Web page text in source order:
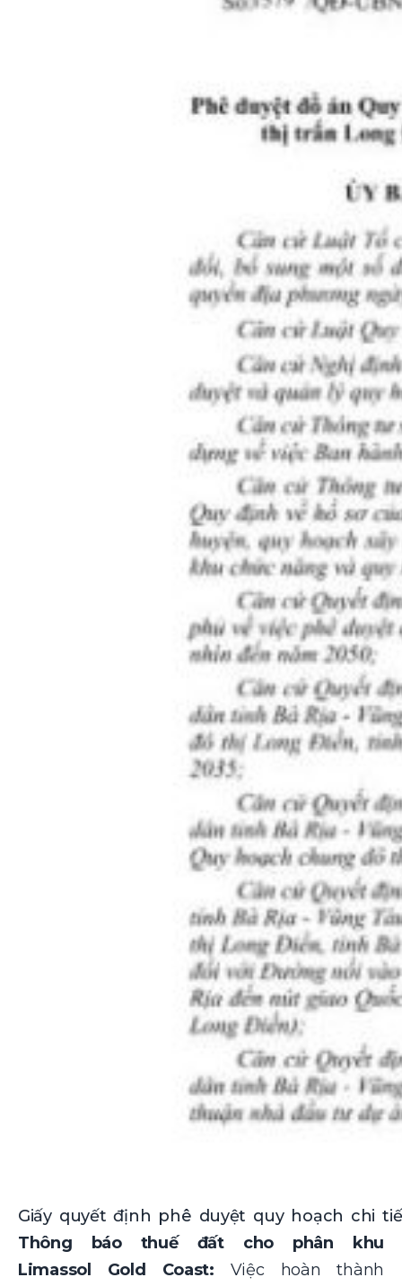
Giấy quyết định phê duyệt quy hoạch chi
Thông báo thuế đất cho phân khu
Limassol Gold Coast: Việc hoàn thành